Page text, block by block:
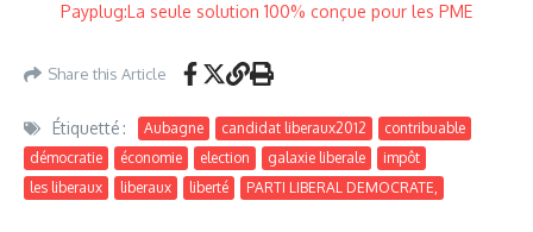
Payplug:La seule solution 100% conçue pour les PME
Share this Article
Étiquetté : Aubagne candidat liberaux2012
contribuable
démocratie
économie election galaxie liberale
impôt
les liberaux
liberaux liberté PARTI LIBERAL DEMOCRATE,